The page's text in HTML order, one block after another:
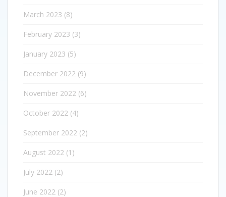
March 2023 (8)
February 2023 (3)
January 2023 (5)
December 2022 (9)
November 2022 (6)
October 2022 (4)
September 2022 (2)
August 2022 (1)
July 2022 (2)
June 2022 (2)